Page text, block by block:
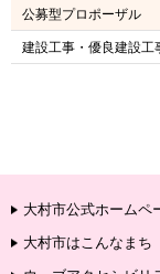
公募型プロポーザル
建設工事・優良建設工
大村市公式ホームペ
大村市はこんなまち